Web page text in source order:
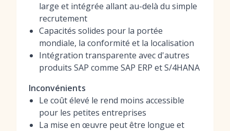
large et intégrée allant au-delà du simple
recrutement
Capacités solides pour la portée
mondiale, la conformité et la localisation
Intégration transparente avec d'autres
produits SAP comme SAP ERP et S/4HANA
Inconvénients
Le coût élevé le rend moins accessible
pour les petites entreprises
La mise en œuvre peut être longue et